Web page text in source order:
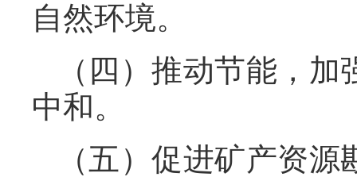
自然环境。
（四）推动节能，
中和。
（五）促进矿产资